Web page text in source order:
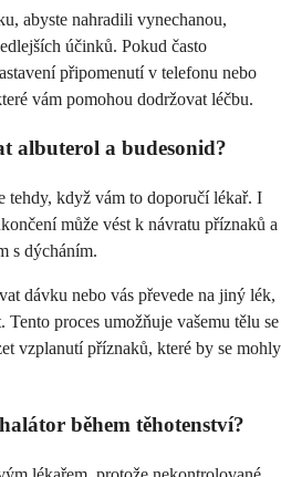
abyste nahradili vynechanou,
účinků. Pokud často
připomenutí v telefonu nebo
vám pomohou dodržovat léčbu.
albuterol a budesonid?
tehdy, když vám to doporučí lékař. I
může vést k návratu příznaků a
s dýcháním.
dávku nebo vás převede na jiný lék,
proces umožňuje vašemu tělu se
vzplanutí příznaků, které by se mohly
během těhotenství?